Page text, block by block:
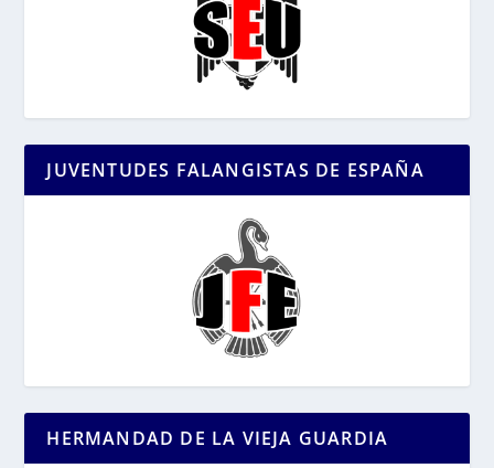
JUVENTUDES FALANGISTAS DE ESPAÑA
HERMANDAD DE LA VIEJA GUARDIA